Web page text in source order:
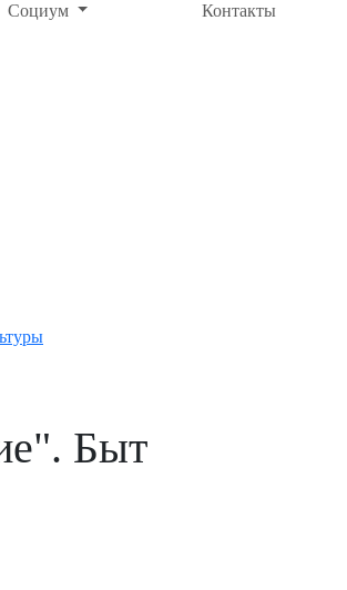
Социум Контакты
Быт